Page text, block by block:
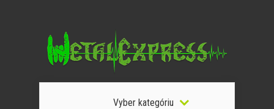
Vyber kategóriu